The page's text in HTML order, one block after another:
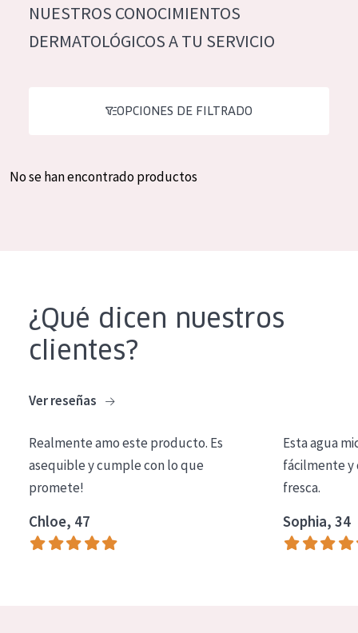
Hidratación y luminosidad
Reducción de arrugas
TIPO DE PRODUCTO
Limpieza
Essentials
Lift+
Expert
Piel sensible
German
Spanish
NUESTROS CONOCIMIENTOS
DERMATOLÓGICOS A TU SERVICIO
OPCIONES DE FILTRADO
No se han encontrado productos
¿Qué dicen nuestros
clientes?
Ver reseñas
Realmente amo este producto. Es
asequible y cumple con lo que
promete!
Chloe, 47
Esta agua
fácilmente y
fresca.
Sophia, 34